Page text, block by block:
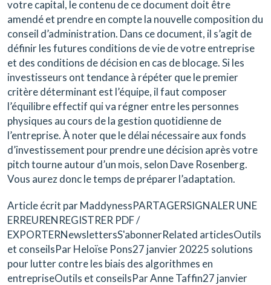
votre capital, le contenu de ce document doit être
amendé et prendre en compte la nouvelle composition du
conseil d’administration. Dans ce document, il s’agit de
définir les futures conditions de vie de votre entreprise
et des conditions de décision en cas de blocage. Si les
investisseurs ont tendance à répéter que le premier
critère déterminant est l’équipe, il faut composer
l’équilibre effectif qui va régner entre les personnes
physiques au cours de la gestion quotidienne de
l’entreprise. À noter que le délai nécessaire aux fonds
d’investissement pour prendre une décision après votre
pitch tourne autour d’un mois, selon Dave Rosenberg.
Vous aurez donc le temps de préparer l’adaptation.
Article écrit par MaddynessPARTAGERSIGNALER UNE
ERREURENREGISTRER PDF /
EXPORTERNewslettersS'abonnerRelated articlesOutils
et conseilsPar Heloïse Pons27 janvier 20225 solutions
pour lutter contre les biais des algorithmes en
entrepriseOutils et conseilsPar Anne Taffin27 janvier